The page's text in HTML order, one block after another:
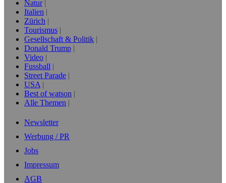
Natur
Italien
Zürich
Tourismus
Gesellschaft & Politik
Donald Trump
Video
Fussball
Street Parade
USA
Best of watson
Alle Themen
Newsletter
Werbung / PR
Jobs
Impressum
AGB